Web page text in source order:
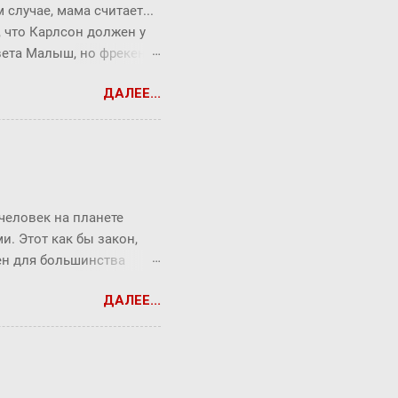
мама считает...
Карлсон должен у
Малыш, но фрекен
Карлсон. ― Я сейчас
коньяк по утрам,
чувств. Она хотела
― Повторяю
Малыш, которому
ДАЛЕЕ...
на планете
Этот как бы закон,
для большинства
закон ребята из
(180
ДАЛЕЕ...